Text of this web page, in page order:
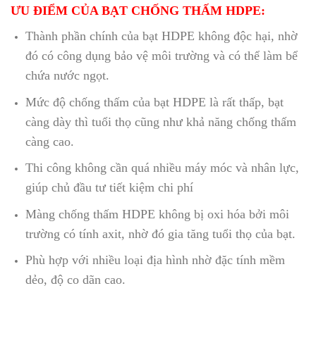
ƯU ĐIỂM CỦA BẠT CHỐNG THẤM HDPE:
Thành phần chính của bạt HDPE không độc hại, nhờ
đó có công dụng bảo vệ môi trường và có thể làm bể
chứa nước ngọt.
Mức độ chống thấm của bạt HDPE là rất thấp, bạt
càng dày thì tuổi thọ cũng như khả năng chống thấm
càng cao.
Thi công không cần quá nhiều máy móc và nhân lực,
giúp chủ đầu tư tiết kiệm chi phí
Màng chống thấm HDPE không bị oxi hóa bởi môi
trường có tính axit, nhờ đó gia tăng tuổi thọ của bạt.
Phù hợp với nhiều loại địa hình nhờ đặc tính mềm
dẻo, độ co dãn cao.